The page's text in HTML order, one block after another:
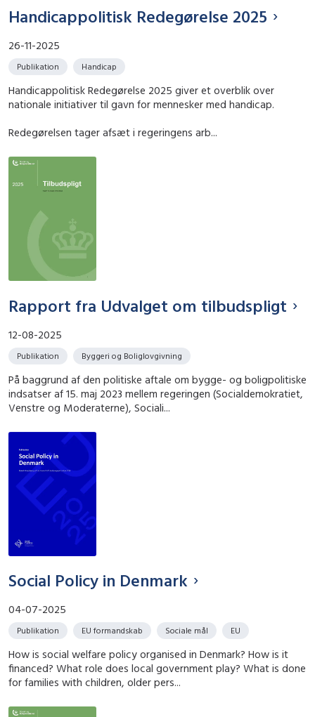
Handicappolitisk Redegørelse 2025
26-11-2025
Publikation Handicap
Handicappolitisk Redegørelse 2025 giver et overblik over
nationale initiativer til gavn for mennesker med handicap.
Redegørelsen tager afsæt i regeringens arb...
Rapport fra Udvalget om tilbudspligt
12-08-2025
Publikation Byggeri og Boliglovgivning
På baggrund af den politiske aftale om bygge- og boligpolitiske
indsatser af 15. maj 2023 mellem regeringen (Socialdemokratiet,
Venstre og Moderaterne), Sociali...
Social Policy in Denmark
04-07-2025
Publikation EU formandskab Sociale mål EU
How is social welfare policy organised in Denmark? How is it
financed? What role does local government play? What is done
for families with children, older pers...